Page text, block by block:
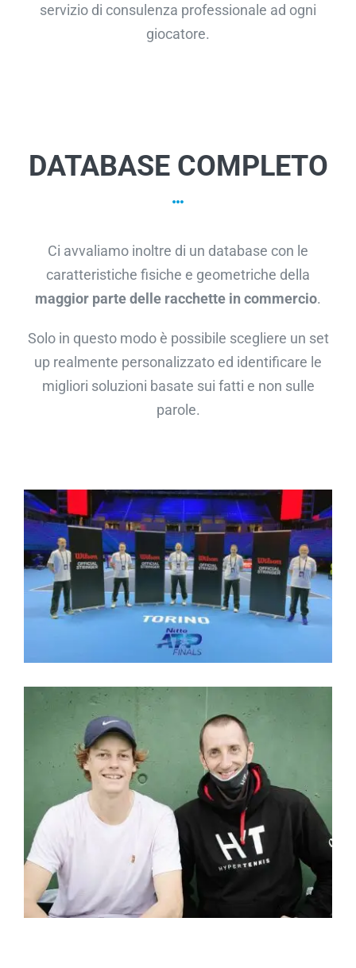
servizio di consulenza professionale ad ogni
giocatore.
DATABASE COMPLETO
Ci avvaliamo inoltre di un database con le
caratteristiche fisiche e geometriche della
maggior parte delle racchette in commercio.
Solo in questo modo è possibile scegliere un set
up realmente personalizzato ed identificare le
migliori soluzioni basate sui fatti e non sulle
parole.